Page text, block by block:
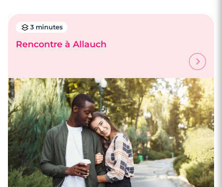
3 minutes
Rencontre à Allauch